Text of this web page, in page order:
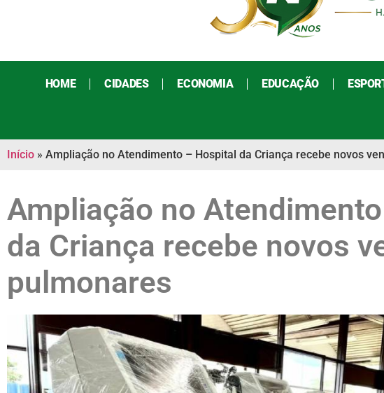
HOME CIDADES ECONOMIA EDUCAÇÃO
Início » Ampliação no Atendimento – Hospital da Criança recebe novos
Ampliação no
da Criança recebe novos
pulmonares